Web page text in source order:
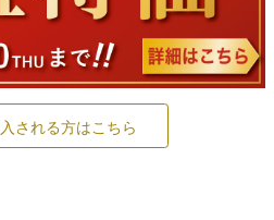
される方はこちら